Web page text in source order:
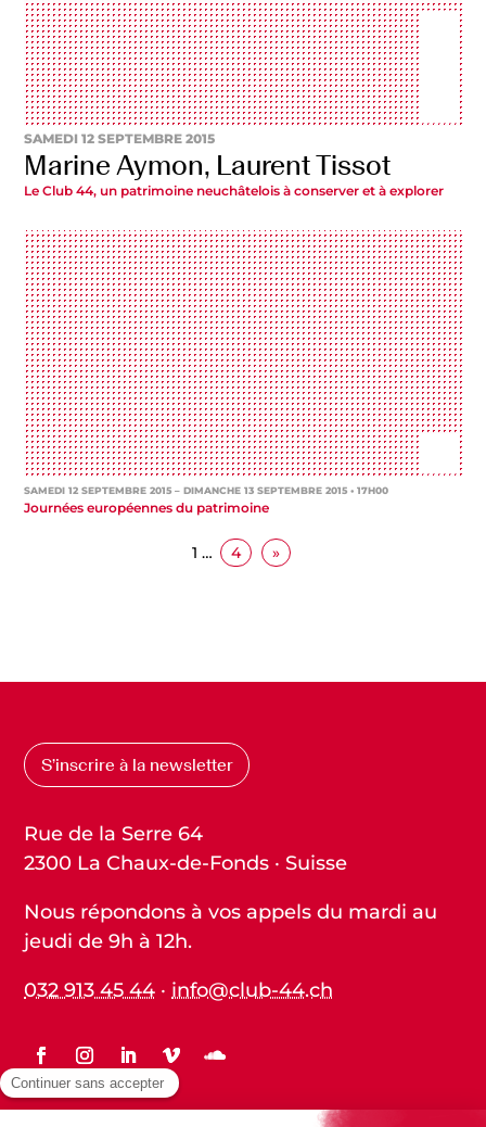
SAMEDI 12 SEPTEMBRE 2015
Marine Aymon, Laurent Tissot
Le Club 44, un patrimoine neuchâtelois à conserver et à explorer
SAMEDI 12 SEPTEMBRE 2015– DIMANCHE 13 SEPTEMBRE 2015 • 17H00
Journées européennes du patrimoine
1 … 4 »
S’inscrire à la newsletter
Rue de la Serre 64
2300 La Chaux-de-Fonds · Suisse
Nous répondons à vos appels du mardi au
jeudi de 9h à 12h.
032 913 45 44 ·info@club-44.ch